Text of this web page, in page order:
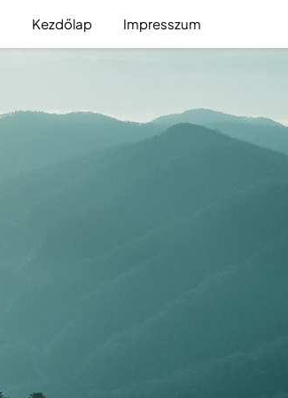
Kezdőlap Impresszum